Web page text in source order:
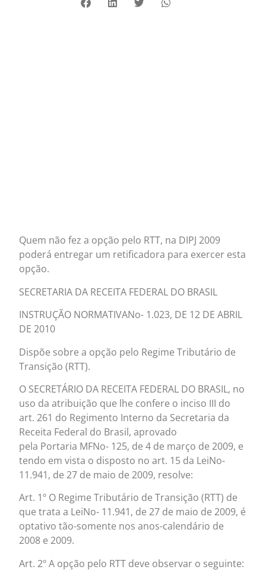
Quem não fez a opção pelo RTT, na DIPJ 2009
poderá entregar um retificadora para exercer esta
opção.
SECRETARIA DA RECEITA FEDERAL DO BRASIL
INSTRUÇÃO NORMATIVANo- 1.023, DE 12 DE ABRIL
DE 2010
Dispõe sobre a opção pelo Regime Tributário de
Transição (RTT).
O SECRETÁRIO DA RECEITA FEDERAL DO BRASIL, no
uso da atribuição que lhe confere o inciso III do
art. 261 do Regimento Interno da Secretaria da
Receita Federal do Brasil, aprovado
pela Portaria MFNo- 125, de 4 de março de 2009, e
tendo em vista o disposto no art. 15 da LeiNo-
11.941, de 27 de maio de 2009, resolve:
Art. 1º O Regime Tributário de Transição (RTT) de
que trata a LeiNo- 11.941, de 27 de maio de 2009, é
optativo tão-somente nos anos-calendário de
2008 e 2009.
Art. 2º A opção pelo RTT deve observar o seguinte: